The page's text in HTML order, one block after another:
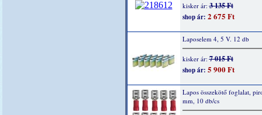
kisker ár:3 135 Ft
shop ár: 2 675 Ft
Laposelem 4, 5 V. 12 db
kisker ár:7 015 Ft
shop ár: 5 900 Ft
Lapos összekötő foglalat,
mm, 10 db/cs